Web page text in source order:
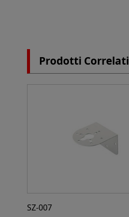
Prodotti Correlati
SZ-007